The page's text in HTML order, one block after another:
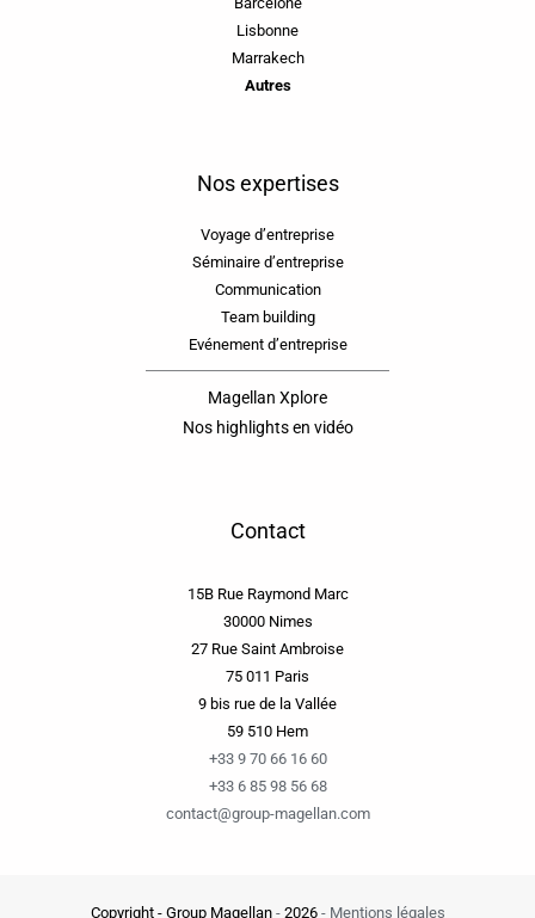
Lisbonne
Marrakech
Autres
Nos expertises
Voyage d’entreprise
Séminaire d’entreprise
Communication
Team building
Evénement d’entreprise
Magellan Xplore
Nos highlights en vidéo
Contact
15B Rue Raymond Marc
30000 Nimes
27 Rue Saint Ambroise
75 011 Paris
9 bis rue de la Vallée
59 510 Hem
+33 9 70 66 16 60
+33 6 85 98 56 68
contact@group-magellan.com
Copyright - Group Magellan- 2026 - Mentions légales